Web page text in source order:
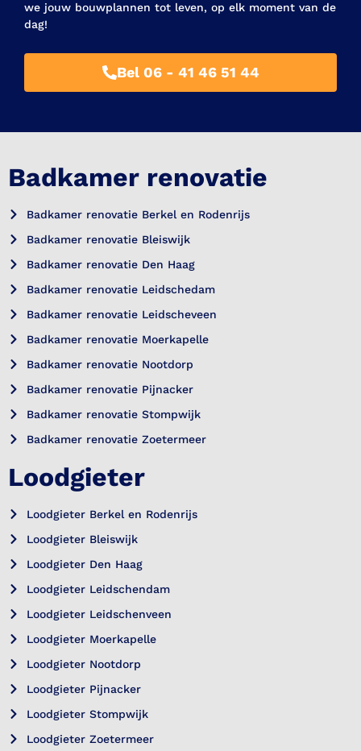
we jouw bouwplannen tot leven, op elk moment van de
dag!
Bel 06 - 41 46 51 44
Badkamer renovatie
Badkamer renovatie Berkel en Rodenrijs
Badkamer renovatie Bleiswijk
Badkamer renovatie Den Haag
Badkamer renovatie Leidschedam
Badkamer renovatie Leidscheveen
Badkamer renovatie Moerkapelle
Badkamer renovatie Nootdorp
Badkamer renovatie Pijnacker
Badkamer renovatie Stompwijk
Badkamer renovatie Zoetermeer
Loodgieter
Loodgieter Berkel en Rodenrijs
Loodgieter Bleiswijk
Loodgieter Den Haag
Loodgieter Leidschendam
Loodgieter Leidschenveen
Loodgieter Moerkapelle
Loodgieter Nootdorp
Loodgieter Pijnacker
Loodgieter Stompwijk
Loodgieter Zoetermeer